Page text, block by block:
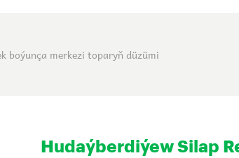
boýunça merkezi toparyň düzümi
Hudaýberdiýew Silap